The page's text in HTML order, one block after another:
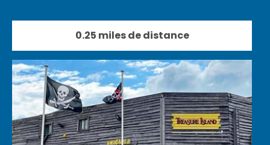
0.25 miles de distance